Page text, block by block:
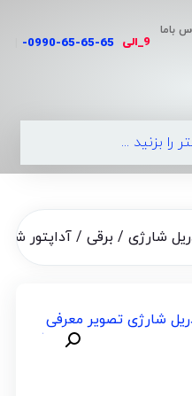
باما
9_الی 0990-65-6
شارژی / برقی/ آداپتور